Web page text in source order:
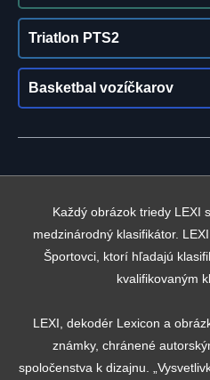
Triatlon PTS2
Basketbal vozíčkarov
Každý obrázok triedy LEXI
medzinárodný klasifikátor.
Športovci, ktorí hľadajú
kvalifikovaným
LEXI, dekodér Lexicon a
známky, chránené
spoločenstva k dizajnu.